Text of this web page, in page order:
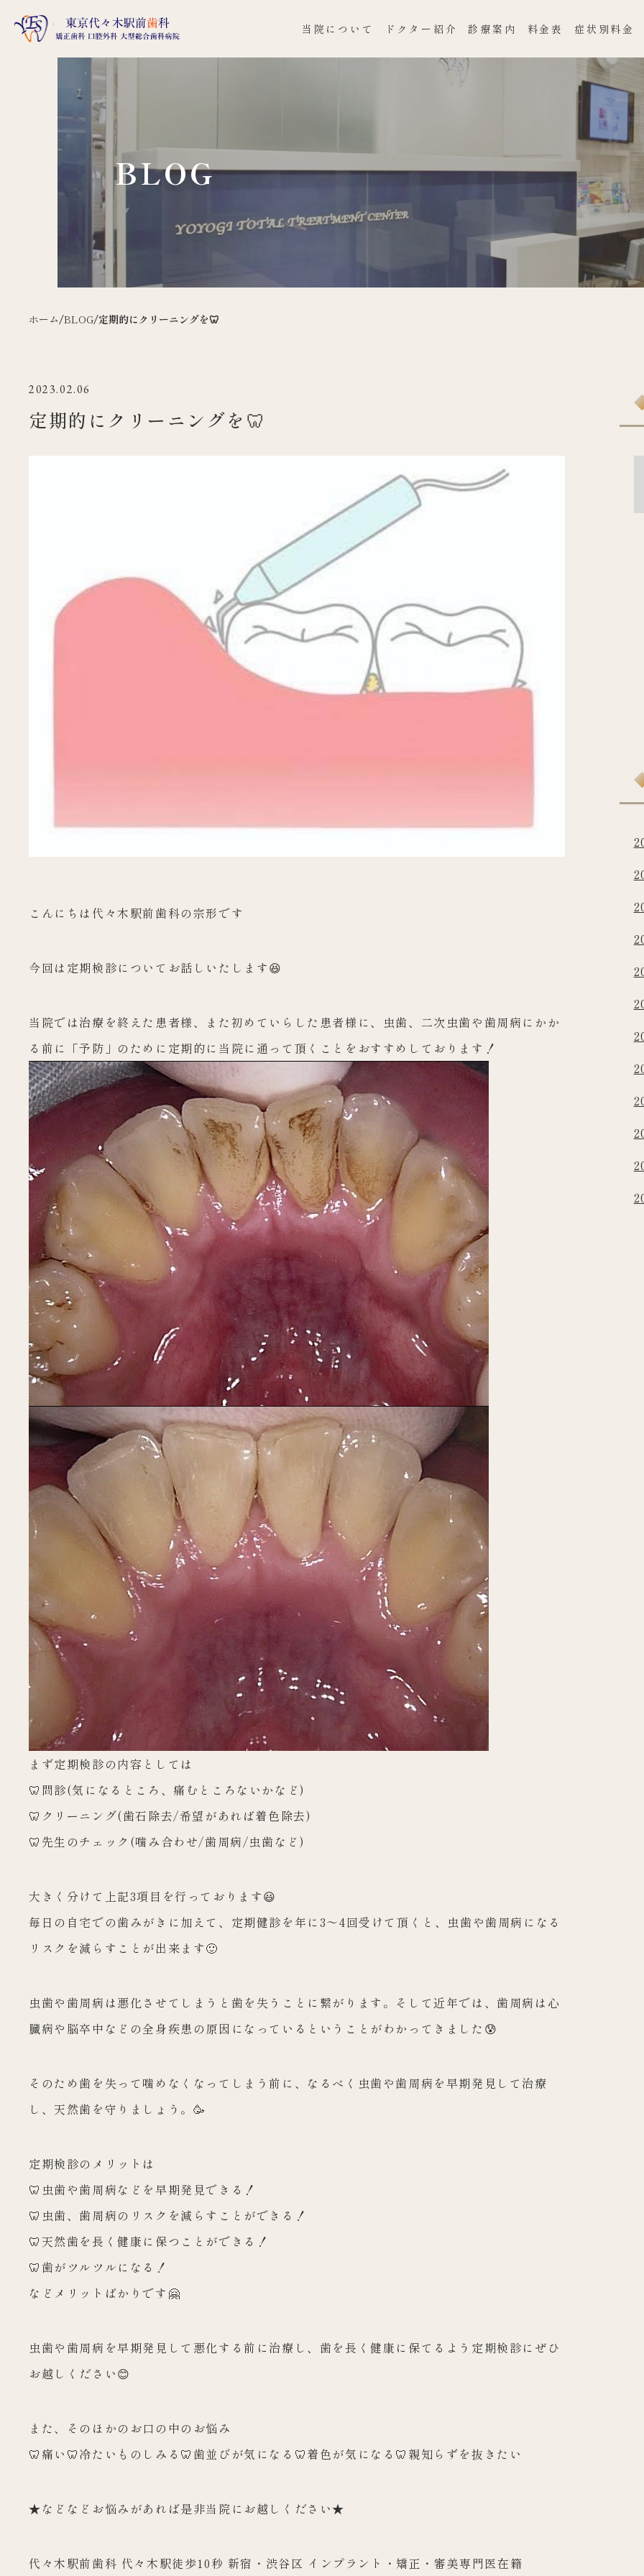
当院について ドクター紹介 診療案内 料金表 症状別料金
BLOG
ホーム/BLOG/定期的にクリーニングを🦷
2023.02.06
定期的にクリーニングを🦷
こんにちは代々木駅前歯科の宗形です
今回は定期検診についてお話しいたします😆
当院では治療を終えた患者様、また初めていらした患者様に、虫歯、二次虫歯や歯周病にかか
る前に「予防」のために定期的に当院に 通って頂くことをおすすめしております！
まず定期検診の内容としては
🦷問診(気になるところ、痛むところないかなど)
🦷クリーニング(歯石除去/希望があれば着色除去)
🦷先生のチェック(噛み合わせ/歯周病/虫歯など)
大きく分けて上記3項目を行っております😃
毎日の自宅での歯みがきに加えて、定期健診を年に3～4回受けて頂くと、虫歯や歯周病になる
リスクを減らすことが出来ます🙂
虫歯や歯周病は悪化させてしまうと歯を失うことに繋がります。そ して近年では、歯周病は心
臓病や脳卒中などの全身疾患の原因にな っているということがわかってきました😰
そのため歯を失って噛めなくなってしまう前に、なるべく虫歯や歯 周病を早期発見して治療
し、天然歯を守りましょう。🥳
定期検診のメリットは
🦷虫歯や歯周病などを早期発見できる！
🦷虫歯、歯周病のリスクを減らすことができる！
🦷天然歯を長く健康に保つことができる！
🦷歯がツルツルになる！
などメリットばかりです🤗
虫歯や歯周病を早期発見して悪化する前に治療し、歯を長く健康に 保てるよう定期検診にぜひ
お越しください😊
また、そのほかのお口の中のお悩み
🦷痛い🦷冷たいものしみる🦷歯並びが気になる🦷着色が気になる🦷親知らずを抜きたい
★などなどお悩みがあれば是非当院にお越しください★️
代々木駅前歯科 代々木駅徒歩10秒 新宿・渋谷区 インプラント・矯正・審美専門医在籍